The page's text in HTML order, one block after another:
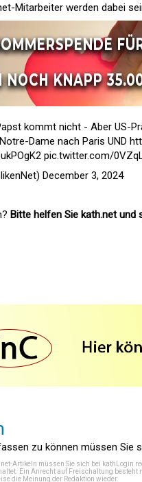
Mitarbeiter werden dabei
kommt nicht - Aber US-
Dame nach Paris UND
pic.twitter.com/
December 3, 2024
Bitte helfen Sie kath.net und
zu können müssen Sie
Artikeln müssen Sie sich bei kathLogin
Ein Anrecht auf Freischaltung besteht
die Meinung der Redaktion wieder.